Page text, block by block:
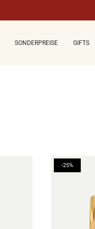
SONDERPREISE GIFTS
-25%